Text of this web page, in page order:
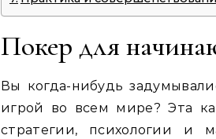
Покер для
Вы когда-нибудь
игрой во всем мире? Эта
стратегии, психологии и